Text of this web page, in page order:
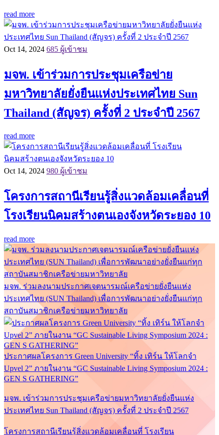
read more
Oct 14, 2024 685 ผู้เข้าชม
มจพ. เข้าร่วมการประชุมเครือข่าย
มหาวิทยาลัยยั่งยืนแห่งประเทศไทย Sun
Thailand (สัญจร) ครั้งที่ 2 ประจำปี 2567
read more
Oct 14, 2024 980 ผู้เข้าชม
โครงการสถานีเรียนรู้สิ่งแวดล้อมเคลื่อนที่
โรงเรียนนิคมสร้างตนเองจังหวัดระยอง 10
read more
มจพ. ร่วมลงนามประกาศเจตนารมณ์เครือข่ายยั่งยืนแห่ง
ประเทศไทย (SUN Thailand) เพื่อการพัฒนาอย่างยั่งยืนแก่ทุก
สถาบันสมาชิกเครือข่ายมหาวิทยาลัย
ประกาศผลโครงการ Green University “ทิ้ง เทิร์น ให้โลกจำ
Upvel 2” ภายในงาน “GC Sustainable Living Symposium 2024 :
GEN S GATHERING”
มจพ. เข้าร่วมการประชุมเครือข่ายมหาวิทยาลัยยั่งยืนแห่ง
ประเทศไทย Sun Thailand (สัญจร) ครั้งที่ 2 ประจำปี 2567
โครงการสถานีเรียนรู้สิ่งแวดล้อมเคลื่อนที่ โรงเรียน